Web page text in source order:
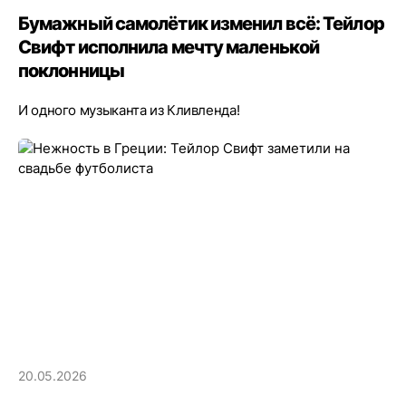
Бумажный самолётик изменил всё: Тейлор
Свифт исполнила мечту маленькой
поклонницы
И одного музыканта из Кливленда!
20.05.2026